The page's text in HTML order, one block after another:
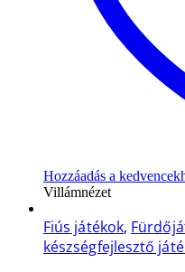
Hozzáadás a
Villámnézet
Fiús játékok,
készségfejlesztő